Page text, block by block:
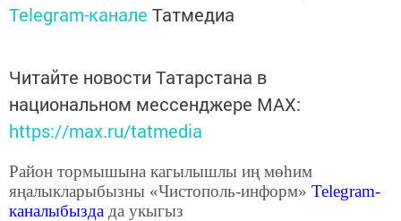
Telegram-канале Татмедиа
Читайте новости Татарстана в
национальном мессенджере MАХ:
https://max.ru/tatmedia
Район тормышына кагылышлы иң мөһим
яңалыкларыбызны «Чистополь-информ» Telegram-
каналыбызда да укыгыз